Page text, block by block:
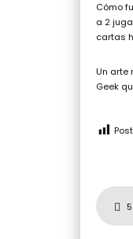
Cómo
a 2
cartas
Un arte
Geek